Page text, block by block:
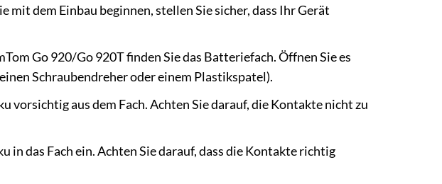
mit dem Einbau beginnen, stellen Sie sicher, dass Ihr Gerät
Go 920/Go 920T finden Sie das Batteriefach. Öffnen Sie es
Schraubendreher oder einem Plastikspatel).
vorsichtig aus dem Fach. Achten Sie darauf, die Kontakte nicht zu
in das Fach ein. Achten Sie darauf, dass die Kontakte richtig